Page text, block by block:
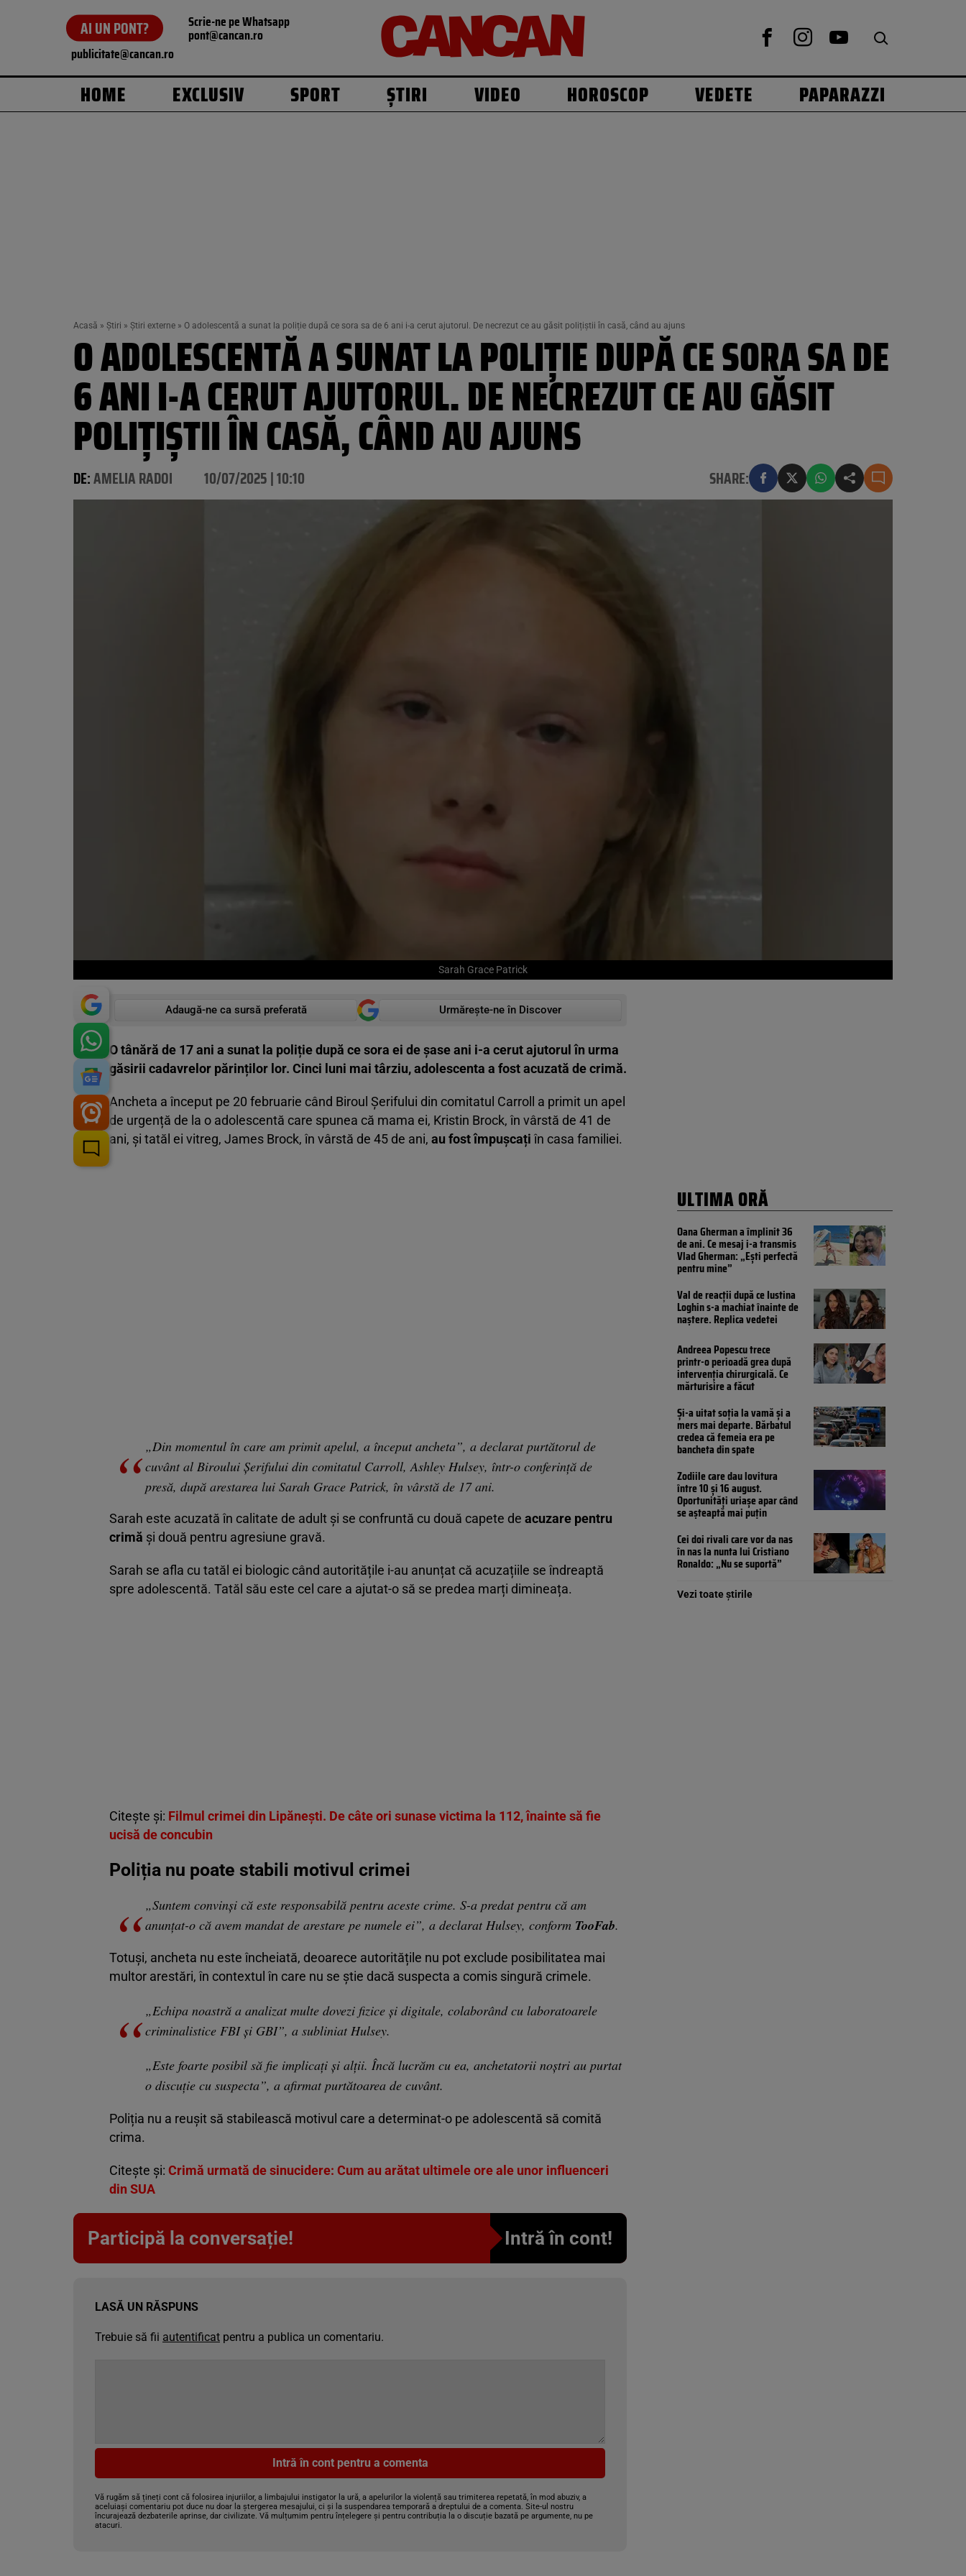
AI UN PONT? Scrie-ne pe Whatsapp
pont@cancan.ro
publicitate@cancan.ro
HOME EXCLUSIV SPORT ȘTIRI VIDEO HOROSCOP VEDETE PAPARAZZI
Acasă » Știri » Știri externe » O adolescentă a sunat la poliție după ce sora sa de 6 ani i-a cerut ajutorul. De necrezut ce au găsit polițiștii în casă, când au ajuns
O ADOLESCENTĂ A SUNAT LA POLIȚIE DUPĂ CE SORA SA DE
6 ANI I-A CERUT AJUTORUL. DE NECREZUT CE AU GĂSIT
POLIȚIȘTII ÎN CASĂ, CÂND AU AJUNS
DE:AMELIA RADOI 10/07/2025 | 10:10 SHARE:
Sarah Grace Patrick
Adaugă-ne ca sursă preferată Urmărește-ne în Discover
O tânără de 17 ani a sunat la poliție după ce sora ei de șase ani i-a cerut ajutorul în urma
găsirii cadavrelor părinților lor. Cinci luni mai târziu, adolescenta a fost acuzată de crimă.
Ancheta a început pe 20 februarie când Biroul Șerifului din comitatul Carroll a primit un apel
de urgență de la o adolescentă care spunea că mama ei, Kristin Brock, în vârstă de 41 de
ani, și tatăl ei vitreg, James Brock, în vârstă de 45 de ani, au fost împușcați în casa familiei.
„Din momentul în care am primit apelul, a început ancheta”, a declarat purtătorul de
cuvânt al Biroului Șerifului din comitatul Carroll, Ashley Hulsey, într-o conferință de
presă, după arestarea lui Sarah Grace Patrick, în vârstă de 17 ani.
Sarah este acuzată în calitate de adult și se confruntă cu două capete de acuzare pentru
crimă și două pentru agresiune gravă.
Sarah se afla cu tatăl ei biologic când autoritățile i-au anunțat că acuzațiile se îndreaptă
spre adolescentă. Tatăl său este cel care a ajutat-o să se predea marți dimineața.
Citește și: Filmul crimei din Lipănești. De câte ori sunase victima la 112, înainte să fie
ucisă de concubin
Poliția nu poate stabili motivul crimei
„Suntem convinși că este responsabilă pentru aceste crime. S-a predat pentru că am
anunțat-o că avem mandat de arestare pe numele ei”, a declarat Hulsey, conform TooFab.
Totuși, ancheta nu este încheiată, deoarece autoritățile nu pot exclude posibilitatea mai
multor arestări, în contextul în care nu se știe dacă suspecta a comis singură crimele.
„Echipa noastră a analizat multe dovezi fizice și digitale, colaborând cu laboratoarele
criminalistice FBI și GBI”, a subliniat Hulsey.
„Este foarte posibil să fie implicați și alții. Încă lucrăm cu ea, anchetatorii noștri au purtat
o discuție cu suspecta”, a afirmat purtătoarea de cuvânt.
Poliția nu a reușit să stabilească motivul care a determinat-o pe adolescentă să comită
crima.
Citește și: Crimă urmată de sinucidere: Cum au arătat ultimele ore ale unor influenceri
din SUA
Participă la conversație! Intră în cont!
LASĂ UN RĂSPUNS
Trebuie să fii autentificat pentru a publica un comentariu.
Intră în cont pentru a comenta
Vă rugăm să țineți cont că folosirea injuriilor, a limbajului instigator la ură, a apelurilor la violență sau trimiterea repetată, în mod abuziv, a
aceluiași comentariu pot duce nu doar la ștergerea mesajului, ci și la suspendarea temporară a dreptului de a comenta. Site-ul nostru
încurajează dezbaterile aprinse, dar civilizate. Vă mulțumim pentru înțelegere și pentru contribuția la o discuție bazată pe argumente, nu pe
atacuri.
ULTIMA ORĂ
Oana Gherman a împlinit 36
de ani. Ce mesaj i-a transmis
Vlad Gherman: „Ești perfectă
pentru mine”
Val de reacții după ce Iustina
Loghin s-a machiat înainte de
naștere. Replica vedetei
Andreea Popescu trece
printr-o perioadă grea după
intervenția chirurgicală. Ce
mărturisire a făcut
Și-a uitat soția la vamă și a
mers mai departe. Bărbatul
credea că femeia era pe
bancheta din spate
Zodiile care dau lovitura
între 10 și 16 august.
Oportunități uriașe apar când
se așteaptă mai puțin
Cei doi rivali care vor da nas
în nas la nunta lui Cristiano
Ronaldo: „Nu se suportă”
Vezi toate știrile